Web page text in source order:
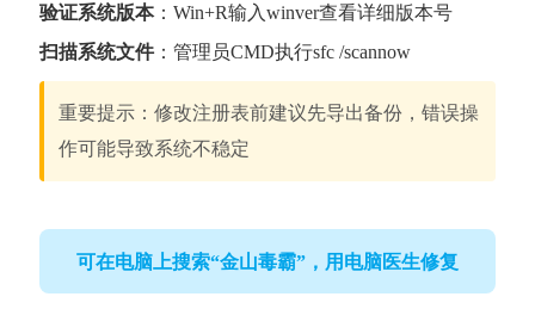
验证系统版本：Win+R输入winver查看详细版本号
扫描系统文件：管理员CMD执行sfc /scannow
重要提示：修改注册表前建议先导出备份，错误操
作可能导致系统不稳定
可在电脑上搜索“金山毒霸”，用电脑医生修复